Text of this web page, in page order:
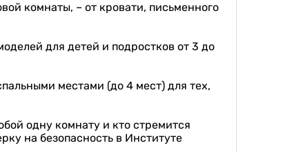
комнаты, – от кровати, письменного
для детей и подростков от 3 до
местами (до 4 мест) для тех,
одну комнату и кто стремится
на безопасность в Институте